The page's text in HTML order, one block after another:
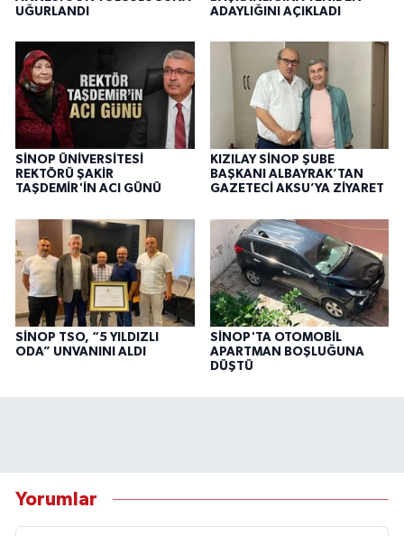
UĞURLANDI
ADAYLIĞINI AÇIKLADI
SİNOP ÜNİVERSİTESİ
REKTÖRÜ ŞAKİR
TAŞDEMİR'İN ACI GÜNÜ
KIZILAY SİNOP ŞUBE
BAŞKANI ALBAYRAK’TAN
GAZETECİ AKSU’YA ZİYARET
SİNOP TSO, “5 YILDIZLI
ODA” UNVANINI ALDI
SİNOP'TA OTOMOBİL
APARTMAN BOŞLUĞUNA
DÜŞTÜ
Yorumlar